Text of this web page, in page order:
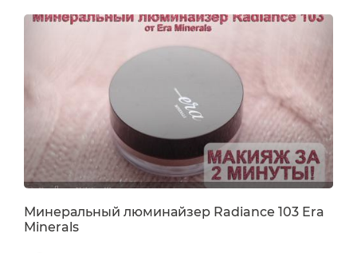
Минеральный люминайзер Radiance 103 Era
Minerals